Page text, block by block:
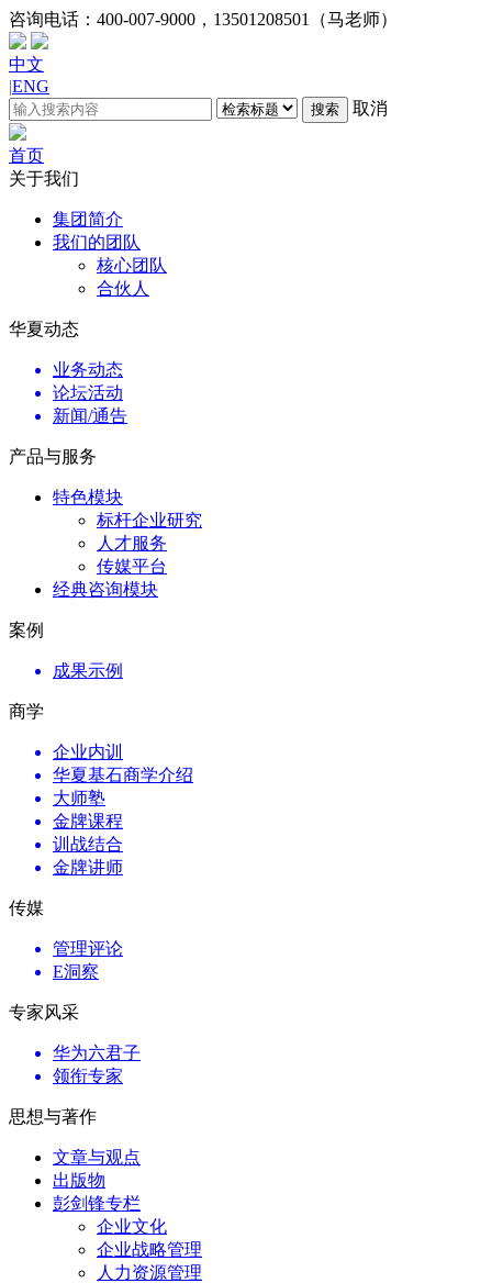
咨询电话： 400-007-9000，13501208501（马老师）
中文
|ENG
搜索 取消
首页
关于我们
集团简介
我们的团队
核心团队
合伙人
华夏动态
业务动态
论坛活动
新闻/通告
产品与服务
特色模块
标杆企业研究
人才服务
传媒平台
经典咨询模块
案例
成果示例
商学
企业内训
华夏基石商学介绍
大师塾
金牌课程
训战结合
金牌讲师
传媒
管理评论
E洞察
专家风采
华为六君子
领衔专家
思想与著作
文章与观点
出版物
彭剑锋专栏
企业文化
企业战略管理
人力资源管理